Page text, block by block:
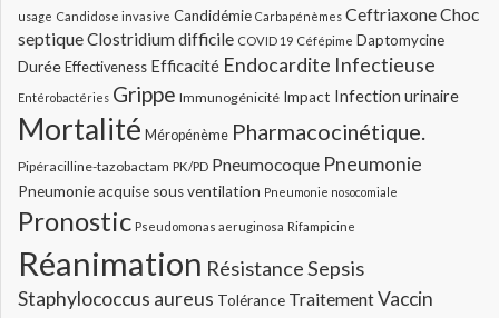
usage Candidose invasive Candidémie Carbapénèmes CeftriaxoneChoc
septiqueClostridium difficile COVID 19 Céfépime Daptomycine
Durée Effectiveness Efficacité Endocardite Infectieuse
Entérobactéries Grippe Immunogénicité Impact Infection urinaire
Mortalité Méropénème Pharmacocinétique.
Pipéracilline-tazobactam PK/PD Pneumocoque Pneumonie
Pneumonie acquise sous ventilation Pneumonie nosocomiale
Pronostic Pseudomonas aeruginosa Rifampicine
Réanimation RésistanceSepsis
Staphylococcus aureus Tolérance TraitementVaccin